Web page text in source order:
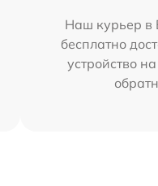
Наш курьер в
бесплатно
устройство